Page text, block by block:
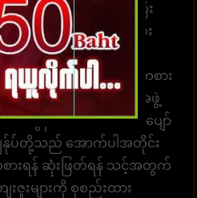
ရောက်ရောက် မြန်ဆန်ပြီး
း၊ နံပါတ် 1 တိုက်ရိုက်ဘောလုံး
သည် လူအ
သည်။ အွန်လိုင်းလောင်းကစား
စားရန် ဝန်ဆောင်မှုပေးတဲ့အဖွဲ့
။ အွန်လောင်းကစားဂိမ်းပျော်
ျွန်ုပ်တို့သည် အောက်ပါအတိုင်း
းရန် ဆုံးဖြတ်ရန် သင့်အတွက်
းဇူးများကို စုစည်းထား